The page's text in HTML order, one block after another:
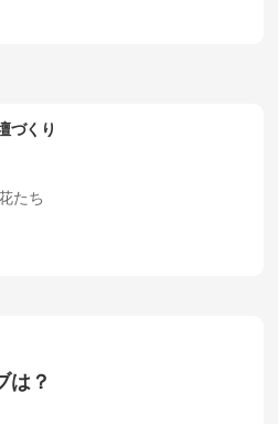
づくり
たち
は？